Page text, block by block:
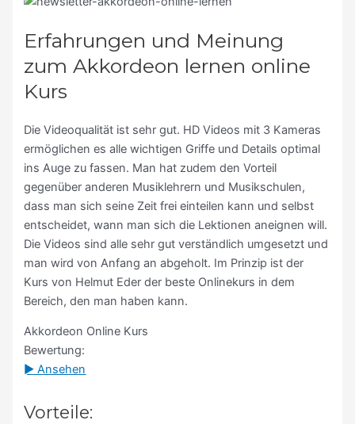
Erfahrungen und Meinung
zum Akkordeon lernen online
Kurs
Die Videoqualität ist sehr gut. HD Videos mit 3 Kameras
ermöglichen es alle wichtigen Griffe und Details optimal
ins Auge zu fassen. Man hat zudem den Vorteil
gegenüber anderen Musiklehrern und Musikschulen,
dass man sich seine Zeit frei einteilen kann und selbst
entscheidet, wann man sich die Lektionen aneignen will.
Die Videos sind alle sehr gut verständlich umgesetzt und
man wird von Anfang an abgeholt. Im Prinzip ist der
Kurs von Helmut Eder der beste Onlinekurs in dem
Bereich, den man haben kann.
Akkordeon Online Kurs
Bewertung:
► Ansehen
Vorteile: